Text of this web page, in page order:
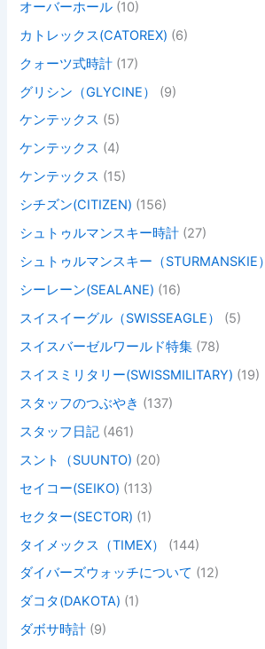
オーバーホール (10)
カトレックス(CATOREX) (6)
クォーツ式時計 (17)
グリシン（GLYCINE）
(9)
ケンテックス (5)
ケンテックス (4)
ケンテックス (15)
シチズン(CITIZEN) (156)
シュトゥルマンスキー時計 (27)
シュトゥルマンスキー（STURMANSKIE）
シーレーン(SEALANE) (16)
スイスイーグル（SWISSEAGLE）
(5)
スイスバーゼルワールド特集 (78)
スイスミリタリー(SWISSMILITARY) (19)
スタッフのつぶやき (137)
スタッフ日記 (461)
スント（SUUNTO) (20)
セイコー(SEIKO) (113)
セクター(SECTOR) (1)
タイメックス（TIMEX）
(144)
ダイバーズウォッチについて (12)
ダコタ(DAKOTA) (1)
ダボサ時計 (9)